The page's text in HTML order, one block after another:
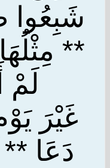
شَبِعُوا
**
لَمْ
غَيْرَ
دَعَا **